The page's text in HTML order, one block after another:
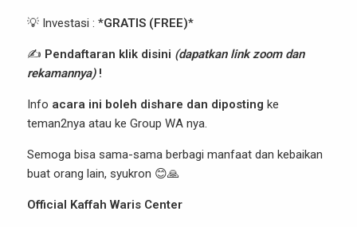
💡 Investasi : *GRATIS (FREE)*
✍️ Pendaftaran klik disini (dapatkan link zoom dan
rekamannya)!
Info acara ini boleh dishare dan diposting ke
teman2nya atau ke Group WA nya.
Semoga bisa sama-sama berbagi manfaat dan kebaikan
buat orang lain, syukron 😊🙏
Official Kaffah Waris Center